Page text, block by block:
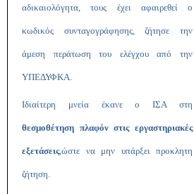
αδικαιολόγητα, τους έχει αφαιρεθεί ο
κωδικός συνταγογράφησης, ζήτησε την
άμεση περάτωση του ελέγχου από την
ΥΠΕΔΥΦΚΑ.
Ιδιαίτερη μνεία έκανε ο ΙΣΑ στη
θεσμοθέτηση πλαφόν στις εργαστηριακές
εξετάσεις,ώστε να μην υπάρξει προκλητη
ζήτηση.